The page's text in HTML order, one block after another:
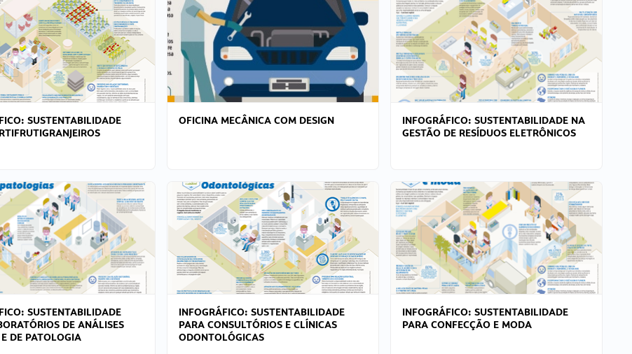
SUSTENTABILIDADE
OFICINA MECÂNICA COM DESIGN
INFOGRÁFICO: SUSTENTABILIDADE NA
GESTÃO DE RESÍDUOS ELETRÔNICOS
SUSTENTABILIDADE
DE ANÁLISES
DE PATOLOGIA
INFOGRÁFICO: SUSTENTABILIDADE
PARA CONSULTÓRIOS E CLÍNICAS
ODONTOLÓGICAS
INFOGRÁFICO: SUSTENTABILIDADE
PARA CONFECÇÃO E MODA